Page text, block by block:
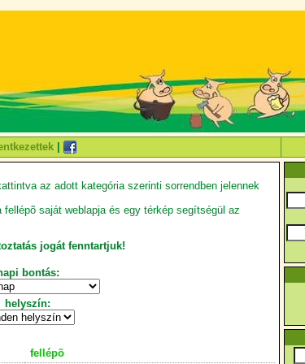
az adott kategória szerinti sorrendben jelennek
saját weblapja és egy térkép segítségül az
jogát fenntartjuk!
bontás:
helyszín:
fellépõ